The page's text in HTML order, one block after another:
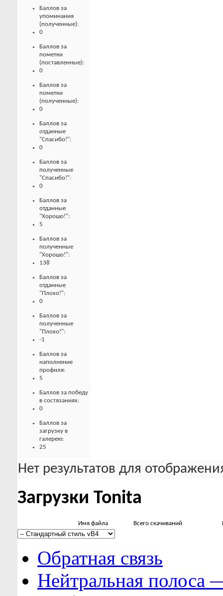
Баллов за
упоминания
(полученные):
0
Баллов за
пометки
(поставленные):
0
Баллов за
пометки
(полученные):
0
Баллов за
отданные
"Спасибо!":
0
Баллов за
полученные
"Спасибо!":
0
Баллов за
отданные
"Хорошо!":
5
Баллов за
полученные
"Хорошо!":
138
Баллов за
отданные
"Плохо!":
0
Баллов за
полученные
"Плохо!":
-1
Баллов за
наполнение
профиля:
5
Баллов за победу
в состязаниях:
0
Баллов за
загрузку в
галерею:
25
Нет результатов для
Загрузки Tonita
Имя файла Всего скачиваний
Обратная связь
Нейтральная полоса